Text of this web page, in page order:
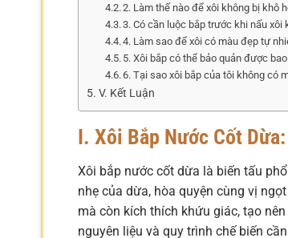
2. Làm thế nào để xôi không bị khô
3. Có cần luộc bắp trước khi nấu xôi
4. Làm sao để xôi có màu đẹp tự
5. Xôi bắp có thể bảo quản được
6. Tại sao xôi bắp của tôi không có
V. Kết Luận
I. Xôi Bắp Nước Cốt
Xôi bắp nước cốt dừa là biến tấu
nhẹ của dừa, hòa quyện cùng vị
mà còn kích thích khứu giác, tạo
nguyên liệu và quy trình chế biến